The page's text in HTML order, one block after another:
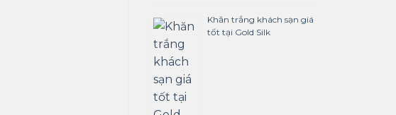
Khăn trắng khách sạn giá
tốt tại Gold Silk